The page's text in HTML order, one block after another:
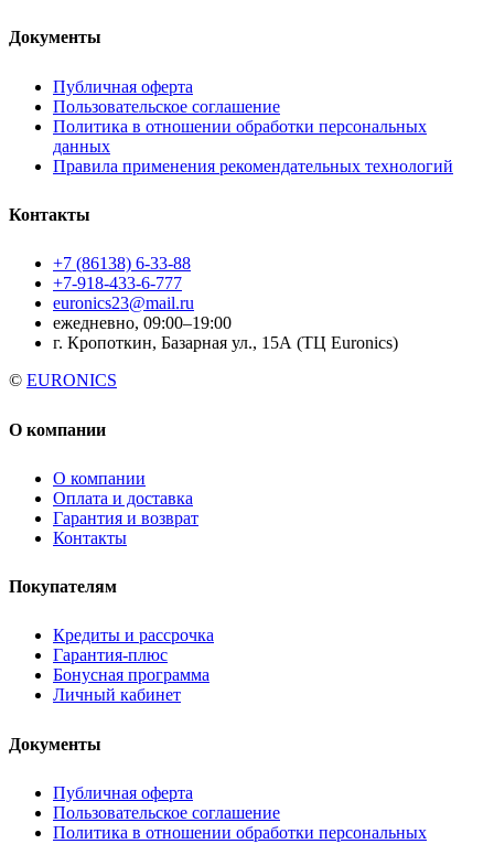
Документы
Публичная оферта
Пользовательское соглашение
Политика в отношении обработки персональных
данных
Правила применения рекомендательных технологий
Контакты
+7 (86138) 6-33-88
+7-918-433-6-777
euronics23@mail.ru
ежедневно, 09:00–19:00
г. Кропоткин, Базарная ул., 15А (ТЦ Euronics)
© EURONICS
О компании
О компании
Оплата и доставка
Гарантия и возврат
Контакты
Покупателям
Кредиты и рассрочка
Гарантия-плюс
Бонусная программа
Личный кабинет
Документы
Публичная оферта
Пользовательское соглашение
Политика в отношении обработки персональных